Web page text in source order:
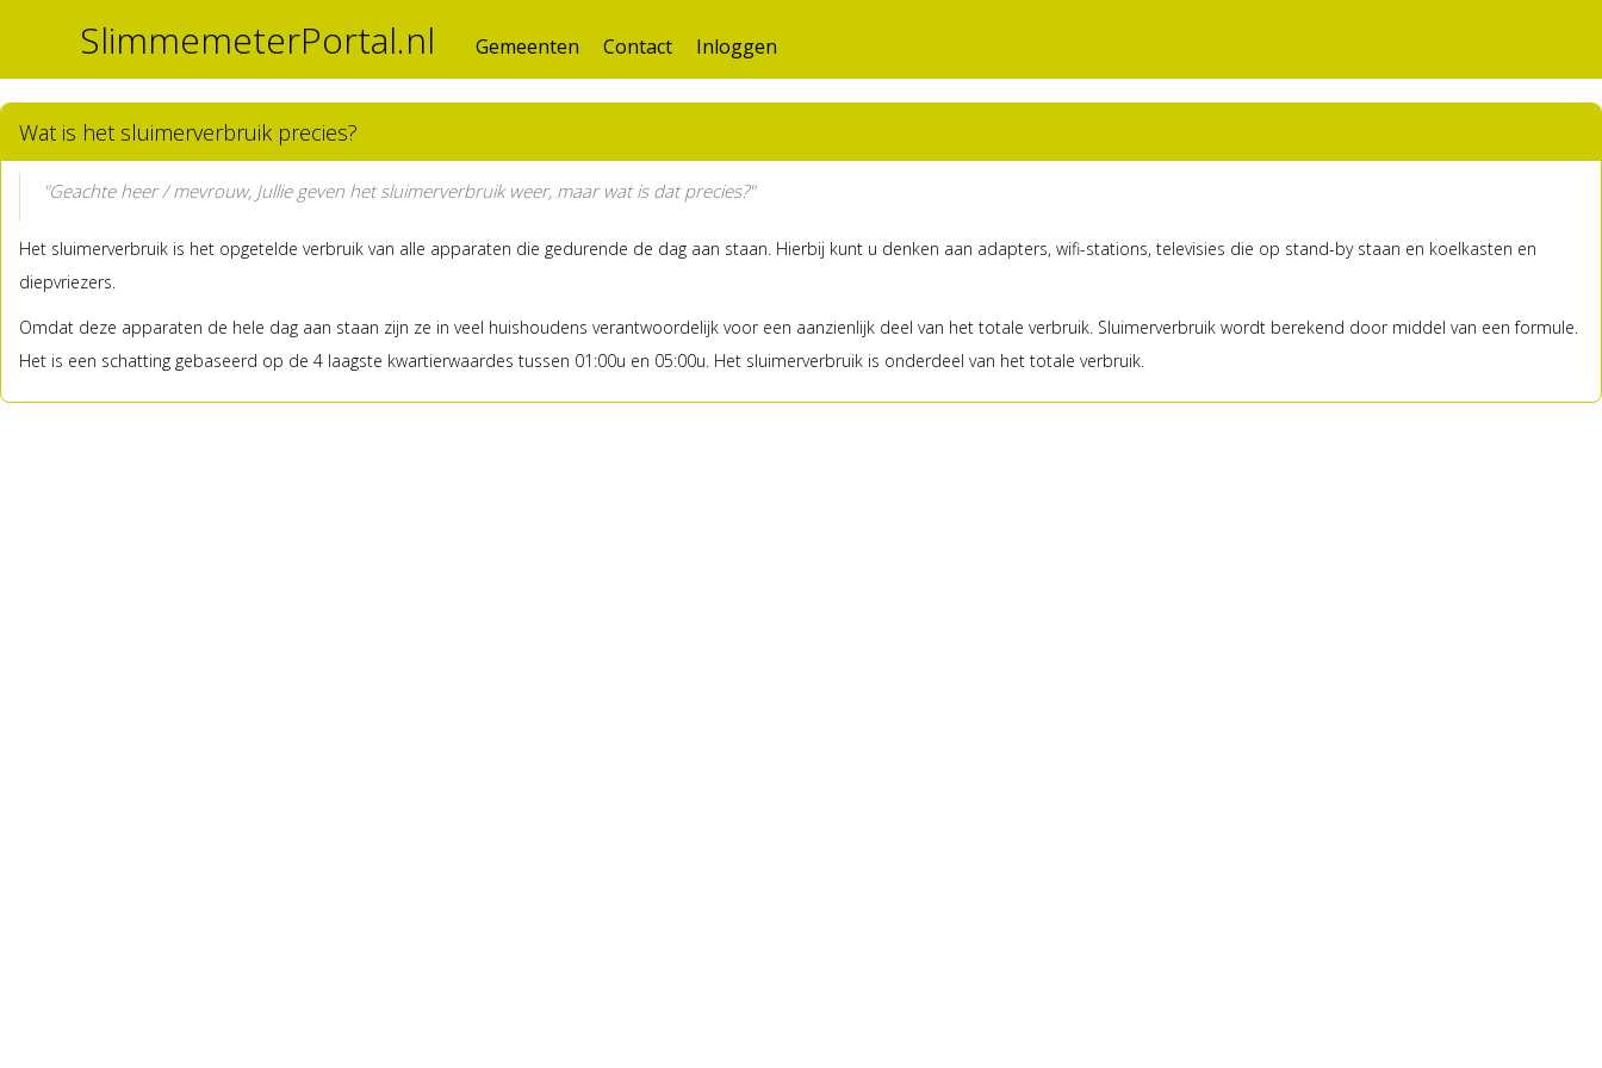
SlimmemeterPortal.nl Gemeenten Contact Inloggen
Wat is het sluimerverbruik precies?
"Geachte heer / mevrouw, Jullie geven het sluimerverbruik weer, maar wat is dat precies?"
Het sluimerverbruik is het opgetelde verbruik van alle apparaten die gedurende de dag aan staan. Hierbij kunt u denken aan adapters, wifi-stations, televisies die op stand-by staan en koelkasten en
diepvriezers.
Omdat deze apparaten de hele dag aan staan zijn ze in veel huishoudens verantwoordelijk voor een aanzienlijk deel van het totale verbruik. Sluimerverbruik wordt berekend door middel van een formule.
Het is een schatting gebaseerd op de 4 laagste kwartierwaardes tussen 01:00u en 05:00u. Het sluimerverbruik is onderdeel van het totale verbruik.